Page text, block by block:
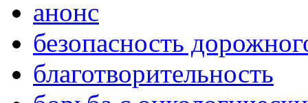
анонс
безопасность
благотворительность